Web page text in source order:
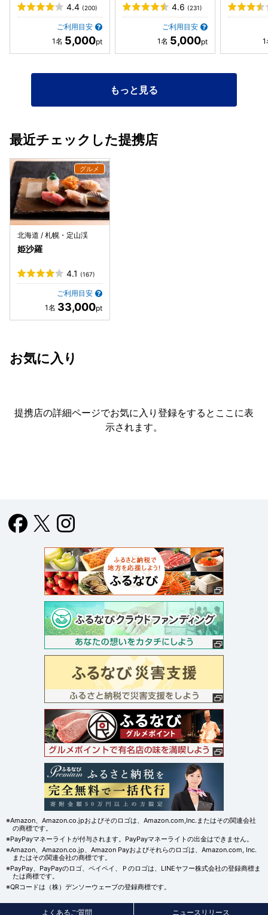
4.4 (200)
ご利用目安
5,000
4.6 (231)
ご利用目安
5,000
もっと見る
最近チェックした提携店
北海道 / 札幌・定山渓
姫沙羅
4.1 (167)
ご利用目安
33,000
お気に入り
提携店の詳細ページでお気に入り登録をすると ここに表
示されます。
※Amazon、Amazon.co.jpおよびそのロゴは、Amazon.com,Inc.またはその関連会社
の商標です。
※PayPayマネーライトが付与されます。PayPayマネーライトの出金はできません。
※Amazon、Amazon.co.jp、Amazon Payおよびそれらのロゴは、Amazon.com, Inc.
またはその関連会社の商標です。
※PayPay、PayPayのロゴ、ペイペイ、Ｐのロゴは、LINEヤフー株式会社の登録商標ま
たは商標です。
※QRコードは（株）デンソーウェーブの登録商標です。
よくあるご質問 ニュースリリース